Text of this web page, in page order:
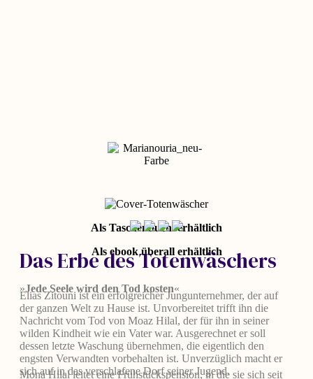
Als Taschenbuch erhältlich
Als ebook überall erhältlich
Das Erbe des Totenwäschers
»Jede Seele wird den Tod kosten«
Elias Zitouni ist ein erfolgreicher Jungunternehmer, der auf
der ganzen Welt zu Hause ist. Unvorbereitet trifft ihn die
Nachricht vom Tod von Moaz Hilal, der für ihn in seiner
wilden Kindheit wie ein Vater war. Ausgerechnet er soll
dessen letzte Waschung übernehmen, die eigentlich den
engsten Verwandten vorbehalten ist. Unverzüglich macht er
sich auf in das verschlafene Dorf seiner Jugend.
Mona Hilal leitet eine Frühstückspension, in die sie sich seit